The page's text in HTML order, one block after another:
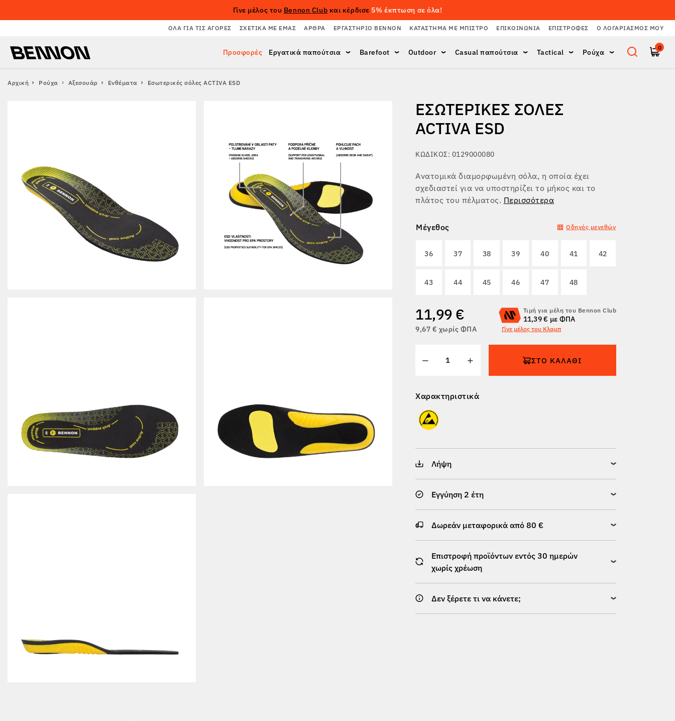
Γίνε μέλος του Bennon Club και κέρδισε 5% έκπτωση σε όλα!
ΌΛΑ ΓΙΑ ΤΙΣ ΑΓΟΡΈΣ ΣΧΕΤΙΚΆ ΜΕ ΕΜΆΣ ΆΡΘΡΑ ΕΡΓΑΣΤΉΡΙΟ BENNON ΚΑΤΆΣΤΗΜΑ ΜΕ ΜΠΙΣΤΡΌ ΕΠΙΚΟΙΝΩΝΊΑ ΕΠΙΣΤΡΟΦΈΣ Ο ΛΟΓΑΡΙΑΣΜΌΣ ΜΟΥ
Προσφορές Εργατικά παπούτσια Barefoot Outdoor Casual παπούτσια Tactical Ρούχα
0
Αρχική Ρούχα Αξεσουάρ Ενθέματα Εσωτερικές σόλες ACTIVA ESD
ΕΣΩΤΕΡΙΚΈΣ ΣΌΛΕΣ
ACTIVA ESD
ΚΩΔΙΚΌΣ: 0129000080
Μέγεθος Οδηγός μεγεθών
36 37 38 39 40 41 42
43 44 45 46 47 48
11,99 €
9,67 € χωρίς ΦΠΑ
Τιμή για μέλη του Bennon Club
11,39 € με ΦΠΑ
Γίνε μέλος του Κλαμπ
ΣΤΟ ΚΑΛΆΘΙ
Χαρακτηριστικά
Ανατομικά διαμορφωμένη σόλα, η οποία έχει
σχεδιαστεί για να υποστηρίζει το μήκος και το
πλάτος του πέλματος. Περισσότερα
Λήψη
Εγγύηση 2 έτη
Δωρεάν μεταφορικά από 80 €
Επιστροφή προϊόντων εντός 30 ημερών
χωρίς χρέωση
Δεν ξέρετε τι να κάνετε;